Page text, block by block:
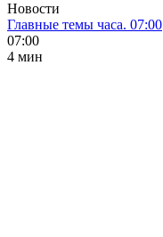
Новости
Главные темы часа. 07:00
07:00
4 мин